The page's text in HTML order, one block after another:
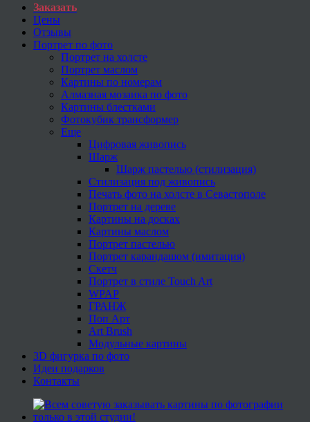
Заказать
Цены
Отзывы
Портрет по фото
Портрет на холсте
Портрет маслом
Картины по номерам
Алмазная мозаика по фото
Картины блестками
Фотокубик трансформер
Еще
Цифровая живопись
Шарж
Шарж пастелью (стилизация)
Стилизация под живопись
Печать фото на холсте в Севастополе
Портрет на дереве
Картины на досках
Картины маслом
Портрет пастелью
Портрет карандашом (имитация)
Скетч
Портрет в стиле Touch Art
WPAP
ГРАНЖ
Поп Арт
Art Brush
Модульные картины
3D фигурка по фото
Идеи подарков
Контакты